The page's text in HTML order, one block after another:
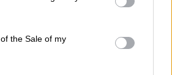
to Google and its third-party tags to
specified purposes in below Google
the Sale of my
της
ομόφωνα και με